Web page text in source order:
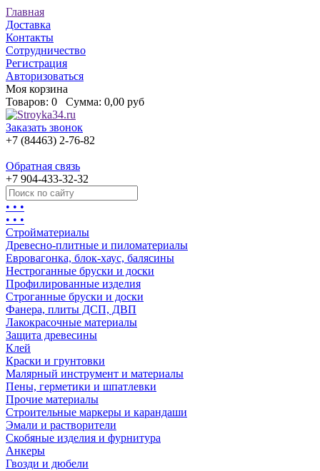
Главная
Доставка
Контакты
Сотрудничество
Регистрация
Авторизоваться
Моя корзина
Товаров: 0 Сумма: 0,00 руб
Заказать звонок
+7 (84463) 2-76-82
Обратная связь
+7 904-433-32-32
• • •
• • •
Стройматериалы
Древесно-плитные и пиломатериалы
Евровагонка, блок-хаус, балясины
Нестроганные бруски и доски
Профилированные изделия
Строганные бруски и доски
Фанера, плиты ДСП, ДВП
Лакокрасочные материалы
Защита древесины
Клей
Краски и грунтовки
Малярный инструмент и материалы
Пены, герметики и шпатлевки
Прочие материалы
Строительные маркеры и карандаши
Эмали и растворители
Скобяные изделия и фурнитура
Анкеры
Гвозди и дюбели